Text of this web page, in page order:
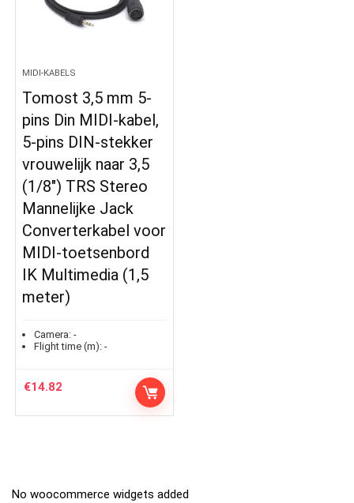
MIDI-KABELS
Tomost 3,5 mm 5-
pins Din MIDI-kabel,
5-pins DIN-stekker
vrouwelijk naar 3,5
(1/8″) TRS Stereo
Mannelijke Jack
Converterkabel voor
MIDI-toetsenbord
IK Multimedia (1,5
meter)
Camera: -
Flight time (m): -
€14.82
No woocommerce widgets added